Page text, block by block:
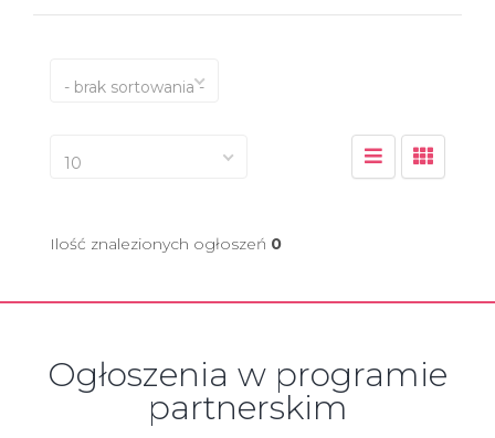
- brak sortowania -
10
Ilość znalezionych ogłoszeń 0
Ogłoszenia w programie
partnerskim